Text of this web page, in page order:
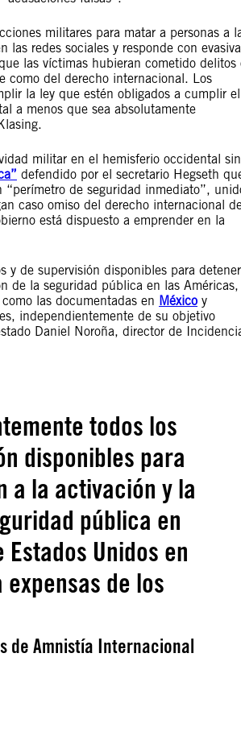
militares para matar a personas a
las redes sociales y responde con
las víctimas hubieran cometido delitos
como del derecho internacional. Los
la ley que estén obligados a cumplir el
a menos que sea absolutamente
militar en el hemisferio occidental sin
defendido por el secretario Hegseth
de seguridad inmediato”,
caso omiso del derecho internacional
está dispuesto a emprender en la
y de supervisión disponibles para detener
de la seguridad pública en las Américas,
las documentadas en México y
independientemente de su objetivo
Daniel Noroña, director de
todos los
disponibles para
a la activación y la
pública en
Unidos en
de los
de Amnistía Internacional